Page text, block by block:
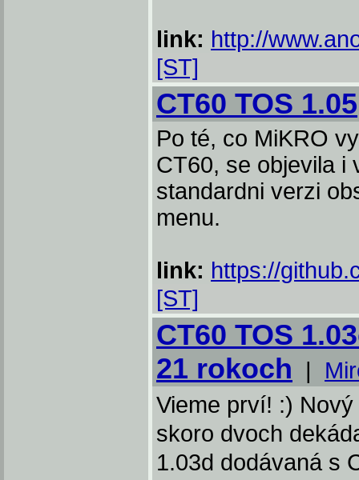
link: http://
[ST]
CT60 TOS 1.05
Po té, co MiKRO
CT60, se objevila i
standardni verzi
menu.
link: https://
[ST]
CT60 TOS
21 rokoch |
Vieme prví! :)
skoro dvoch
1.03d dodávaná s